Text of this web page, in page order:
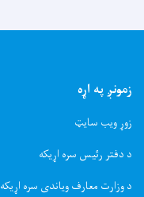
زمونږ په اړه
زوړ ویب سایټ
د دفتر رئیس سره اړیکه
د وزارت معارف ویاندی سره اړیکه